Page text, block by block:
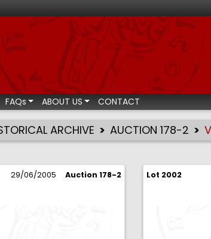
auctions
FAQs ABOUT US CONTACT
ARCHIVE AUCTION 178-2
29/06/2005 Auction 178-2 Lot 2002